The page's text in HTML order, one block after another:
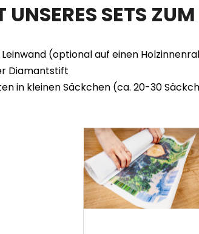
UNSERES SETS
(optional auf einen
Diamantstift
in kleinen Säckchen (ca. 20-30